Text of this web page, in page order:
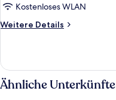
Kostenloses WLAN
Weitere Details
Weitere
Ähnliche Unterkünfte